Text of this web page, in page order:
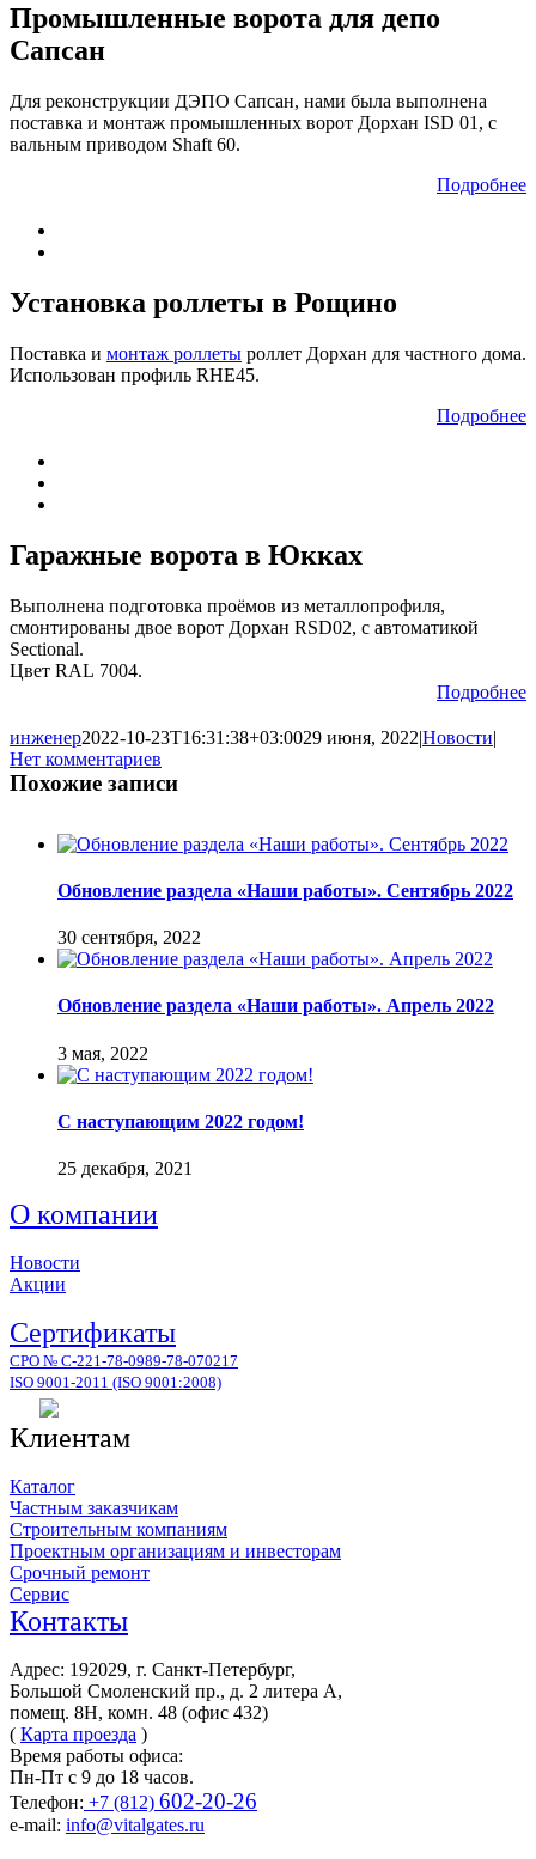
Промышленные ворота для депо
Сапсан
Для реконструкции ДЭПО Сапсан, нами была выполнена
поставка и монтаж промышленных ворот Дорхан ISD 01, с
вальным приводом Shaft 60.
Подробнее
Установка роллеты в Рощино
Поставка и монтаж роллеты роллет Дорхан для частного дома.
Использован профиль RHE45.
Подробнее
Гаражные ворота в Юкках
Выполнена подготовка проёмов из металлопрофиля,
смонтированы двое ворот Дорхан RSD02, с автоматикой
Sectional.
Цвет RAL 7004.
Подробнее
инженер2022-10-23T16:31:38+03:0029 июня, 2022|Новости|
Нет комментариев
Похожие записи
Обновление раздела «Наши работы». Сентябрь 2022
30 сентября, 2022
Обновление раздела «Наши работы». Апрель 2022
3 мая, 2022
С наступающим 2022 годом!
25 декабря, 2021
О компании
Новости
Акции
Сертификаты
СРО № С-221-78-0989-78-070217
ISO 9001-2011 (ISO 9001:2008)
Клиентам
Каталог
Частным заказчикам
Строительным компаниям
Проектным организациям и инвесторам
Срочный ремонт
Сервис
Контакты
Адрес: 192029, г. Санкт-Петербург,
Большой Смоленский пр., д. 2 литера А,
помещ. 8Н, комн. 48 (офис 432)
( Карта проезда )
Время работы офиса:
Пн-Пт с 9 до 18 часов.
Телефон: +7 (812) 602-20-26
e-mail: info@vitalgates.ru